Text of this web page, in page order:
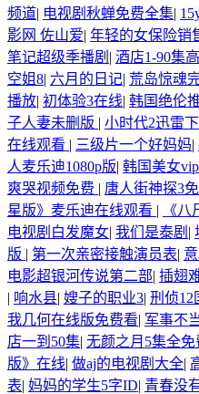
频道| 电视剧秋蝉免费全集|
影网 佐山爱| 年轻的女保险销
笔记超级季播剧 | 酒店1-90集
空姐8| 六月的日记| 荒岛惊魂
播放| 初体验3在线| 韩国绝伦
子人妻未删版 | 小时代2迅雷
在线观看 | 三级片一个好妈妈|
人麦乐迪1080p版| 韩国美女
爽哭视频免费 | 唐人街神探3
星版》麦乐迪在线观看 | 《
电视剧白发魔女| 我们是泰剧 |
版 | 第一次亲密接触演员表|
电影超银河传说第二部| 插翅
| 响水县| 嫂子的职业3| 刑侦12
我几何在线版免费看| 军事不
店一到50集| 无颜之月5集全
版》在线| 做aj的电视剧大全|
表| 妈妈的学生5字ID| 青春没